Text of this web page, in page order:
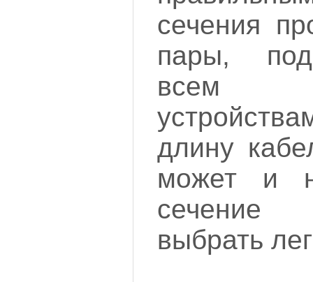
сечения
пары,
всем
длину
может и
выбрать